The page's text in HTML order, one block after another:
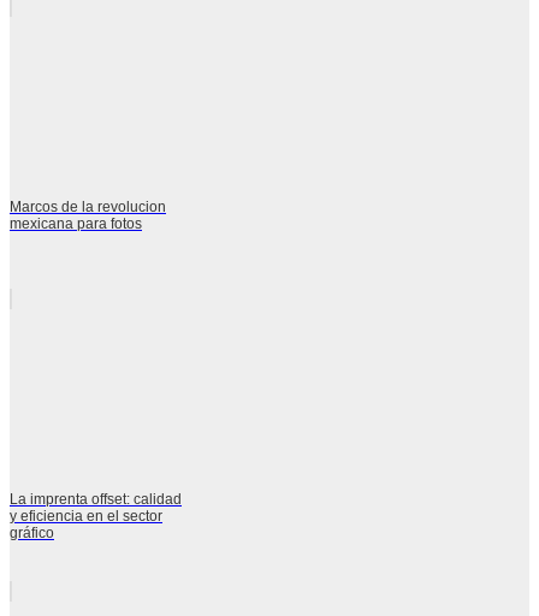
Marcos de la revolucion
mexicana para fotos
La imprenta offset: calidad
y eficiencia en el sector
gráfico